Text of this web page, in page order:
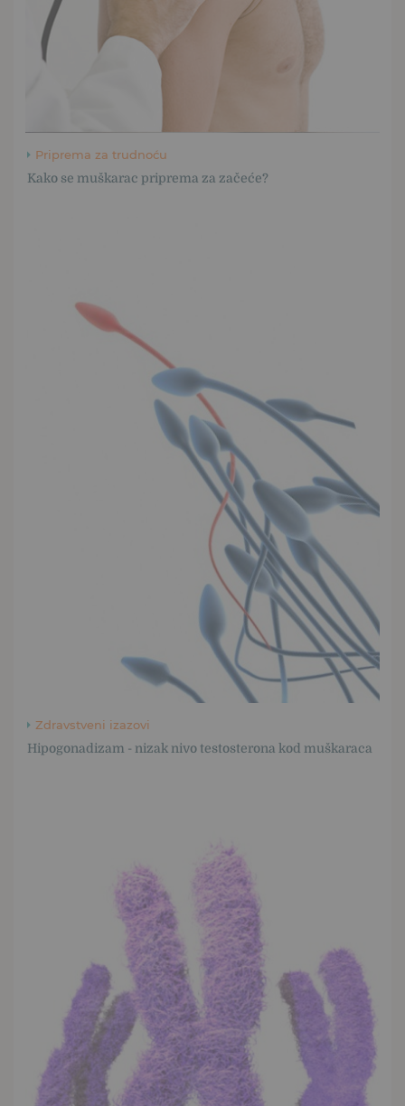
Priprema za trudnoću
Kako se muškarac priprema za začeće?
Zdravstveni izazovi
Hipogonadizam - nizak nivo testosterona kod muškaraca